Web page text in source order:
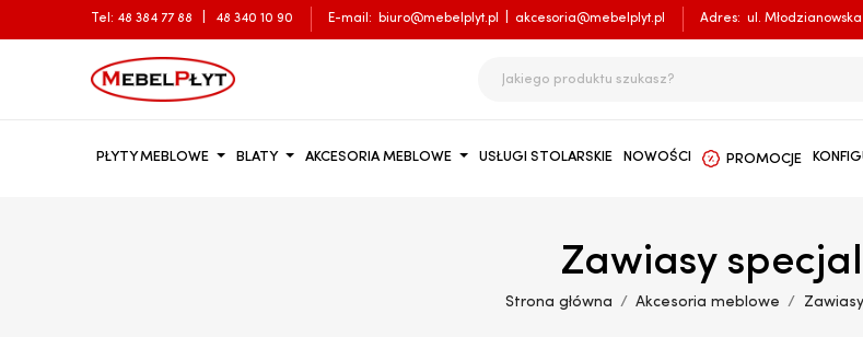
Tel: 48 384 77 88 48 340 10 90 E-mail: biuro@mebelplyt.pl akcesoria@mebelplyt.pl Adres: ul. Młodzianowska
PŁYTY MEBLOWE BLATY AKCESORIA MEBLOWE USŁUGI STOLARSKIE NOWOŚCI PROMOCJE
Zawiasy
Strona główna Akcesoria meblowe Zawiasy